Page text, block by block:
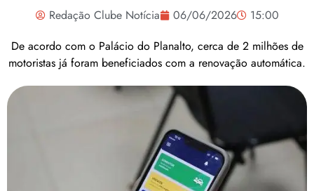
Redação Clube Notícia 06/06/2026
15:00
De acordo com o Palácio do Planalto, cerca de 2 milhões de
motoristas já foram beneficiados com a renovação automática.